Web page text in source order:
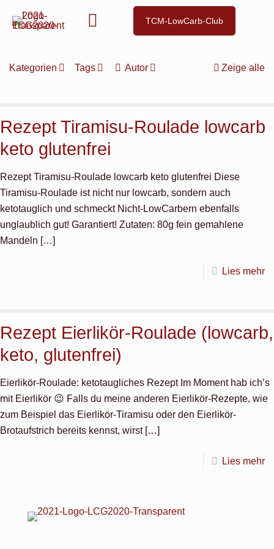
TCM-LowCarb-Club
Kategorien Tags Autor Zeige alle
Rezept Tiramisu-Roulade lowcarb
keto glutenfrei
Rezept Tiramisu-Roulade lowcarb keto glutenfrei Diese
Tiramisu-Roulade ist nicht nur lowcarb, sondern auch
ketotauglich und schmeckt Nicht-LowCarbern ebenfalls
unglaublich gut! Garantiert! Zutaten: 80g fein gemahlene
Mandeln […]
Lies mehr
Rezept Eierlikör-Roulade (lowcarb,
keto, glutenfrei)
Eierlikör-Roulade: ketotaugliches Rezept Im Moment hab ich’s
mit Eierlikör 😉 Falls du meine anderen Eierlikör-Rezepte, wie
zum Beispiel das Eierlikör-Tiramisu oder den Eierlikör-
Brotaufstrich bereits kennst, wirst[…]
Lies mehr